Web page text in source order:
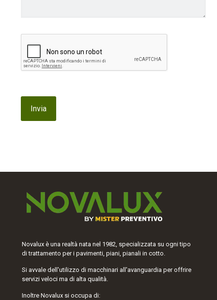
Novalux è una realtà nata nel 1982, specializzata su ogni tipo
di trattamento per i pavimenti, piani, pianali in cotto.
Si avvale dell'utilizzo di macchinari all'avanguardia per offrire
servizi veloci ma di alta qualità.
Inoltre Novalux si occupa di: